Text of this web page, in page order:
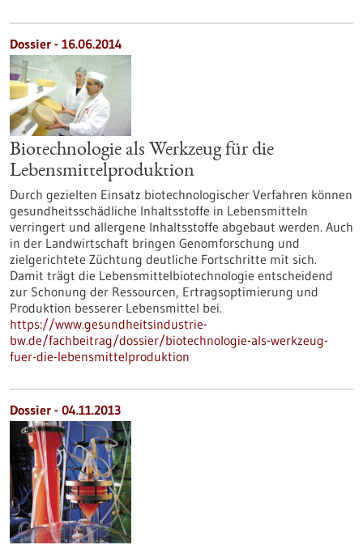
Dossier - 16.06.2014
Biotechnologie als Werkzeug für die
Lebensmittelproduktion
Durch gezielten Einsatz biotechnologischer Verfahren können
gesundheitsschädliche Inhaltsstoffe in Lebensmitteln
verringert und allergene Inhaltsstoffe abgebaut werden. Auch
in der Landwirtschaft bringen Genomforschung und
zielgerichtete Züchtung deutliche Fortschritte mit sich.
Damit trägt die Lebensmittelbiotechnologie entscheidend
zur Schonung der Ressourcen, Ertragsoptimierung und
Produktion besserer Lebensmittel bei.
https://www.gesundheitsindustrie-
bw.de/fachbeitrag/dossier/biotechnologie-als-werkzeug-
fuer-die-lebensmittelproduktion
Dossier - 04.11.2013